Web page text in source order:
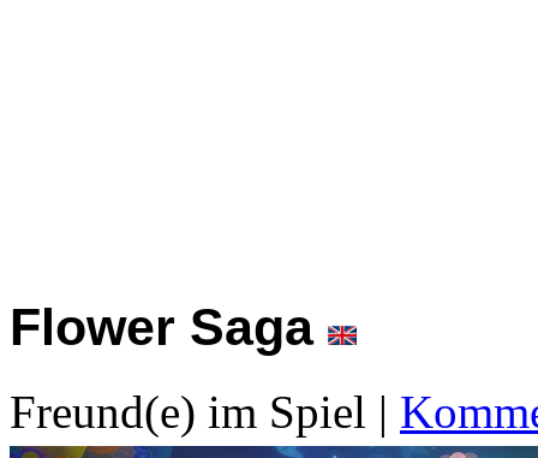
Flower Saga
Freund(e) im Spiel |